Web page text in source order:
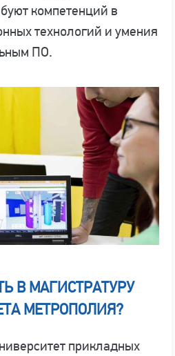
компетенций в
технологий и умения
ПО.
В МАГИСТРАТУРУ
МЕТРОПОЛИЯ?
прикладных